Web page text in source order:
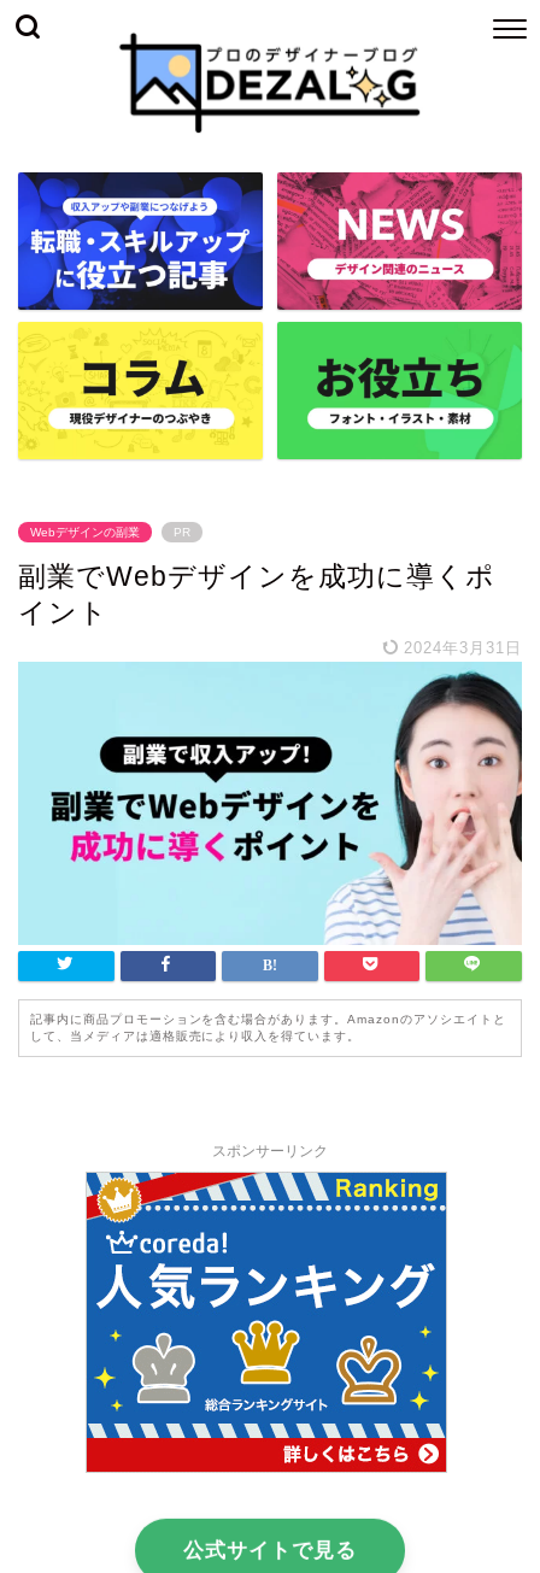
Webデザインの副業 PR
副業でWebデザインを成功に導くポ
イント
2024年3月31日
記事内に商品プロモーションを含む場合があります。Amazonのアソシエイトと
して、当メディアは適格販売により収入を得ています。
スポンサーリンク
公式サイトで見る